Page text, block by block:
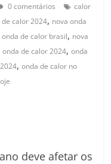
0 comentários
calor
de calor 2024, nova onda
onda de calor brasil, nova
onda de calor 2024,onda
,onda de calor no
deve afetar os